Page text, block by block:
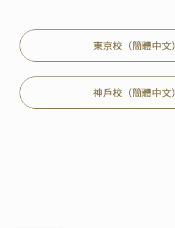
東京校（簡體中文）
神戶校（簡體中文）